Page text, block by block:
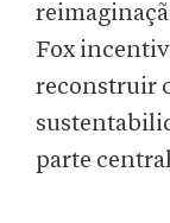
Fox
reconstruir
parte